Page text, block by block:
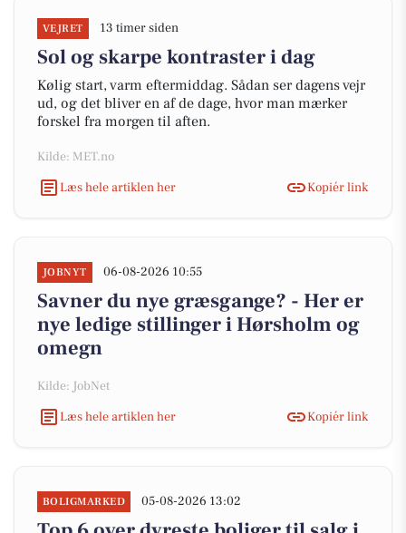
VEJRET 13 timer siden
Sol og skarpe kontraster i dag
Kølig start, varm eftermiddag. Sådan ser dagens vejr
ud, og det bliver en af de dage, hvor man mærker
forskel fra morgen til aften.
Kilde: MET.no
Læs hele artiklen her
Kopiér link
JOBNYT 06-08-2026 10:55
Savner du nye græsgange? - Her er
nye ledige stillinger i Hørsholm og
omegn
Kilde: JobNet
Læs hele artiklen her
Kopiér link
BOLIGMARKED 05-08-2026 13:02